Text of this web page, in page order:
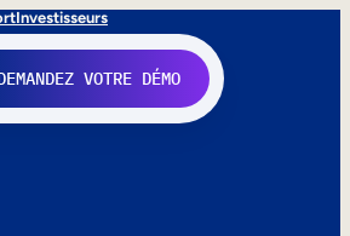
Investisseurs
VOTRE DÉMO